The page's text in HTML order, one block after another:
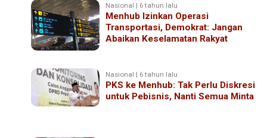
Nasional | 6 tahun lalu
Menhub Izinkan Operasi
Transportasi, Demokrat: Jangan
Abaikan Keselamatan Rakyat
Nasional | 6 tahun lalu
PKS ke Menhub: Tak Perlu Diskresi
untuk Pebisnis, Nanti Semua Minta